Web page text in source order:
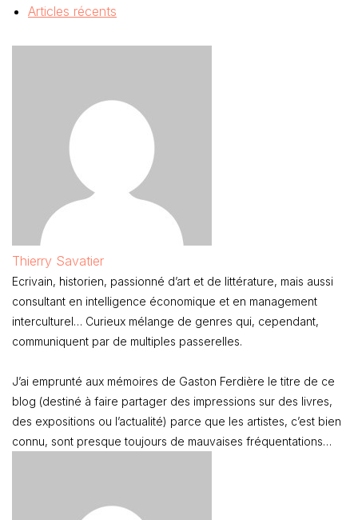
Articles récents
Thierry Savatier
Ecrivain, historien, passionné d’art et de littérature, mais aussi
consultant en intelligence économique et en management
interculturel… Curieux mélange de genres qui, cependant,
communiquent par de multiples passerelles.
J’ai emprunté aux mémoires de Gaston Ferdière le titre de ce
blog (destiné à faire partager des impressions sur des livres,
des expositions ou l’actualité) parce que les artistes, c’est bien
connu, sont presque toujours de mauvaises fréquentations…